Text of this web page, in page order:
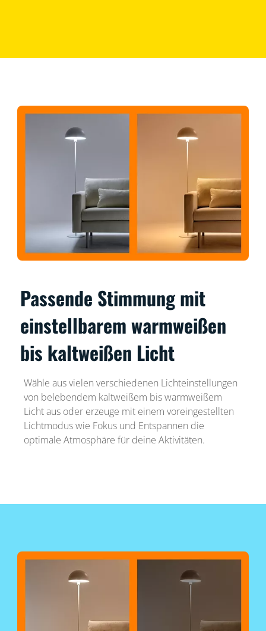
Passende Stimmung mit
einstellbarem warmweißen
bis kaltweißen Licht
Wähle aus vielen verschiedenen Lichteinstellungen
von belebendem kaltweißem bis warmweißem
Licht aus oder erzeuge mit einem voreingestellten
Lichtmodus wie Fokus und Entspannen die
optimale Atmosphäre für deine Aktivitäten.